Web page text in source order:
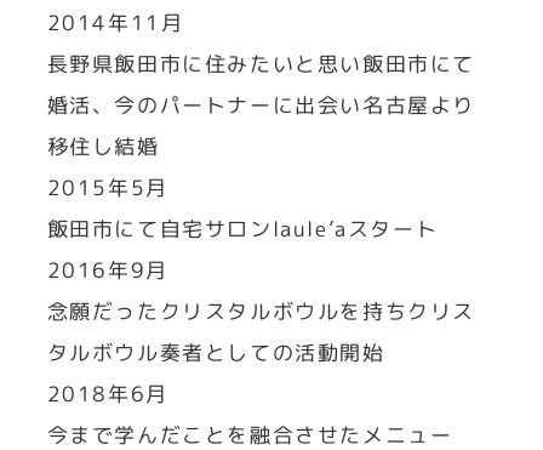
2014年11月
長野県飯田市に住みたいと思い飯田市にて
婚活、今のパートナーに出会い名古屋より
移住し結婚
2015年5月
飯田市にて自宅サロンlaule’aスタート
2016年9月
念願だったクリスタルボウルを持ちクリス
タルボウル奏者としての活動開始
2018年6月
今まで学んだことを融合させたメニュー